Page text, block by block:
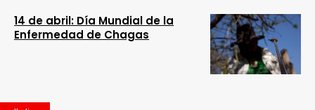
14 de abril: Día Mundial de la
Enfermedad de Chagas